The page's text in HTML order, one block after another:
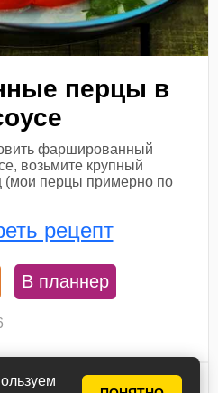
перцы в
фаршированный
возьмите крупный
(мои перцы примерно по
рецепт
В планнер